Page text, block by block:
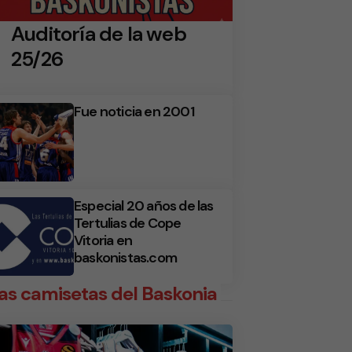
Auditoría de la web
25/26
Fue noticia en 2001
Especial 20 años de las
Tertulias de Cope
Vitoria en
baskonistas.com
camisetas del Baskonia